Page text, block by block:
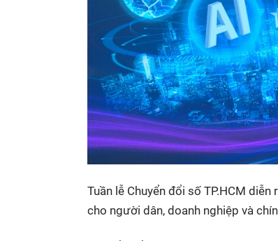
Tuần lễ Chuyển đổi số TP.HCM
cho người dân, doanh nghiệp và